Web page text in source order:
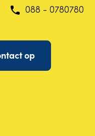
088 - 0780780
op